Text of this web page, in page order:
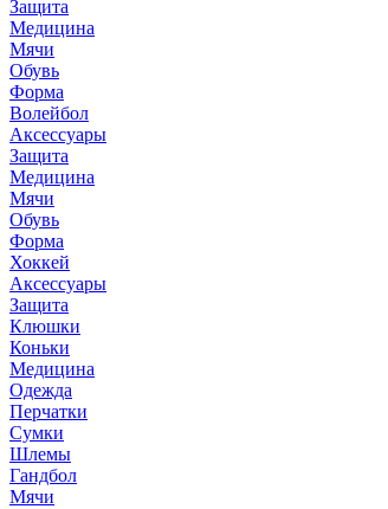
Защита
Медицина
Мячи
Обувь
Форма
Волейбол
Аксессуары
Защита
Медицина
Мячи
Обувь
Форма
Хоккей
Аксессуары
Защита
Клюшки
Коньки
Медицина
Одежда
Перчатки
Сумки
Шлемы
Гандбол
Мячи